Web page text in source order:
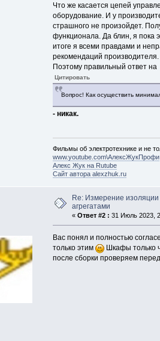
Что же касается цепей
оборудование. И у
страшного не произойдет.
функционала. Да блин, я пока
итоге я всеми правдами и
рекомендаций производителя.
Поэтому правильный ответ на
Цитировать
Вопрос! Как осуществить
- никак.
Фильмы об электротехнике и не
www.youtube.com\АлексЖукПрофи
Алекс Жук на Rutube
Сайт автора alexzhuk.ru
Re: Измерение
агрегатами
« Ответ #2 : 31 Июль 2023,
Вас понял и полностью
только этим
Шкафы только
после сборки проверяем